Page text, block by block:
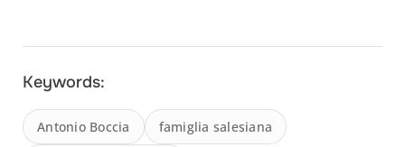
Keywords:
Antonio Boccia famiglia salesiana